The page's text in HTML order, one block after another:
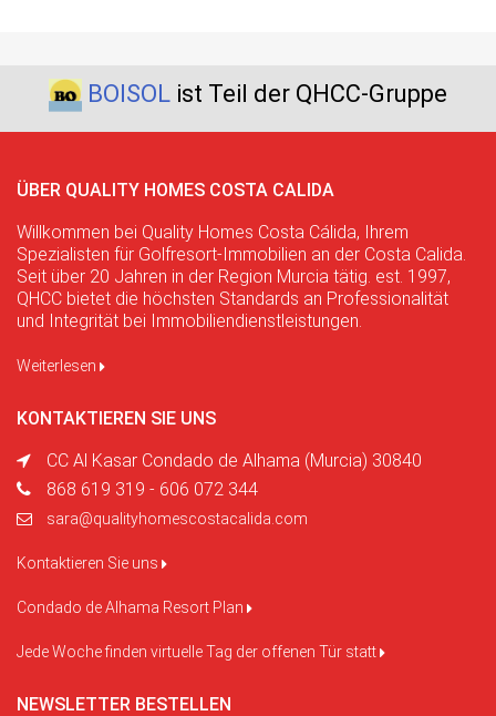
BOISOL ist Teil der QHCC-Gruppe
ÜBER QUALITY HOMES COSTA CALIDA
Willkommen bei Quality Homes Costa Cálida, Ihrem
Spezialisten für Golfresort-Immobilien an der Costa Calida.
Seit über 20 Jahren in der Region Murcia tätig. est. 1997,
QHCC bietet die höchsten Standards an Professionalität
und Integrität bei Immobiliendienstleistungen.
Weiterlesen
KONTAKTIEREN SIE UNS
CC Al Kasar Condado de Alhama (Murcia) 30840
868 619 319 - 606 072 344
sara@qualityhomescostacalida.com
Kontaktieren Sie uns
Condado de Alhama Resort Plan
Jede Woche finden virtuelle Tag der offenen Tür statt
NEWSLETTER BESTELLEN